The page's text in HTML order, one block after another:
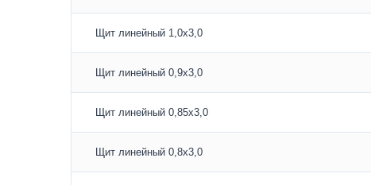
Щит линейный 1,0х3,0
Щит линейный 0,9х3,0
Щит линейный 0,85х3,0
Щит линейный 0,8х3,0